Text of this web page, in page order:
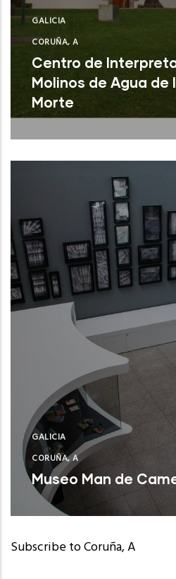
GALICIA
CORUÑA, A
Centro de
Molinos de Agua de
Morte
A Laracha (A Coruña)
GALICIA
CORUÑA, A
Museo Man de
Camariñas (A Coruña)
Subscribe to Coruña, A